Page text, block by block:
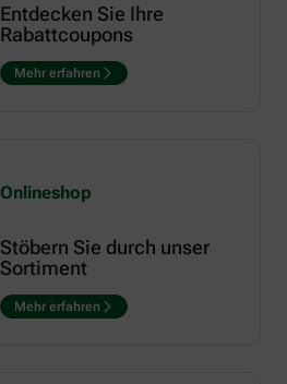
Entdecken Sie Ihre
Rabattcoupons
Mehr erfahren
Onlineshop
Stöbern Sie durch unser
Sortiment
Mehr erfahren